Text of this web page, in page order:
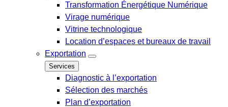
Transformation Énergétique Numérique
Virage numérique
Vitrine technologique
Location d’espaces et bureaux de travail
Exportation
Services
Diagnostic à l’exportation
Sélection des marchés
Plan d’exportation